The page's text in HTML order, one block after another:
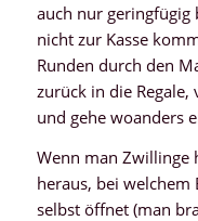
auch nur geringfügig
nicht zur Kasse
Runden durch den
zurück in die Regale,
und gehe woanders
Wenn man Zwillinge
heraus, bei welchem
selbst öffnet (man